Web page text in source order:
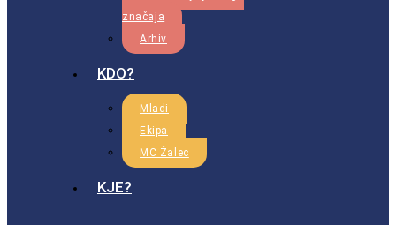
značaja
Arhiv
KDO?
Mladi
Ekipa
MC Žalec
KJE?